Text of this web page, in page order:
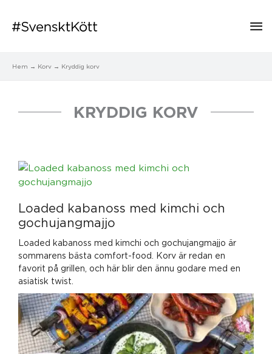
Hem Korv Kryddig korv
KRYDDIG KORV
Loaded kabanoss med kimchi och
gochujangmajjo
Loaded kabanoss med kimchi och gochujangmajjo är
sommarens bästa comfort-food. Korv är redan en
favorit på grillen, och här blir den ännu godare med en
asiatisk twist.
Sida
Sida